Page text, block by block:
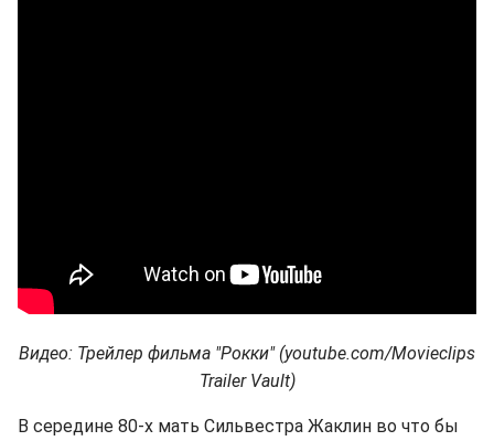
Видео: Трейлер фильма "Рокки" (youtube.com/Movieclips
Trailer Vault)
В середине 80-х мать Сильвестра Жаклин во что бы